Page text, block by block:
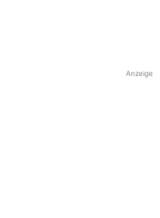
Anzeige